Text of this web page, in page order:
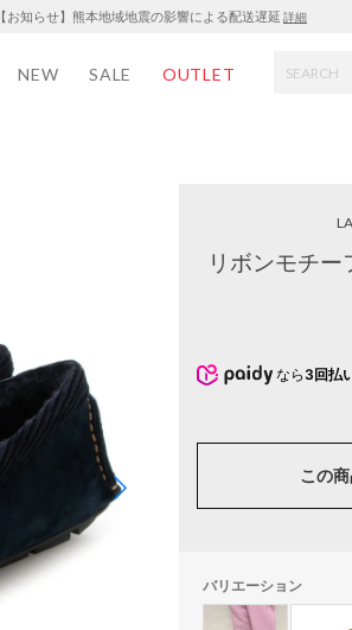
【お知らせ】熊本地域地震の影響による配送遅延 詳細
NEW SALE OUTLET
リボンモチー
なら 3回払
この
バリエーション